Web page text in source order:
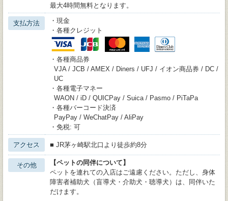
最大4時間無料となります。
支払方法
・現金
・各種クレジット
・各種商品券
VJA / JCB / AMEX / Diners / UFJ / イオン商品券 / DC /
UC
・各種電子マネー
WAON / iD / QUICPay / Suica / Pasmo / PiTaPa
・各種バーコード決済
PayPay / WeChatPay / AliPay
・免税: 可
アクセス ■ JR茅ヶ崎駅北口より徒歩約8分
その他
【ペットの同伴について】
ペットを連れての入店はご遠慮ください。ただし、身体
障害者補助犬（盲導犬・介助犬・聴導犬）は、同伴いた
だけます。